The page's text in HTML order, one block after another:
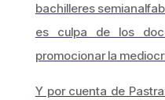
bachilleres
es culpa de los
promocionar la
Y por cuenta de